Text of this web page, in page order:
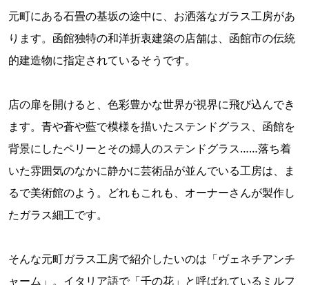
元町にある石畳の基坂の途中に、お洒落なガラス工房があ
ります。函館独特の和洋折衷建築の店舗は、函館市の伝統
的建造物に指定されているそうです。
店の扉を開けると、色彩豊かな世界が視界に飛び込んでき
ます。青や蒼や藍で模様を描いたステンドグラス、函館を
背景にしたペリーとその婦人のステンドグラス……落ち着
いた雰囲気のなかに静かに芸術品が並んでいる工房は、ま
るで美術館のよう。どれもこれも、オーナーさんが製作し
たガラス細工です。
そんな元町ガラス工房で紹介したいのは「ヴェネチアンチ
ャーム」。イタリア語で「千の花」と呼ばれているミルフ